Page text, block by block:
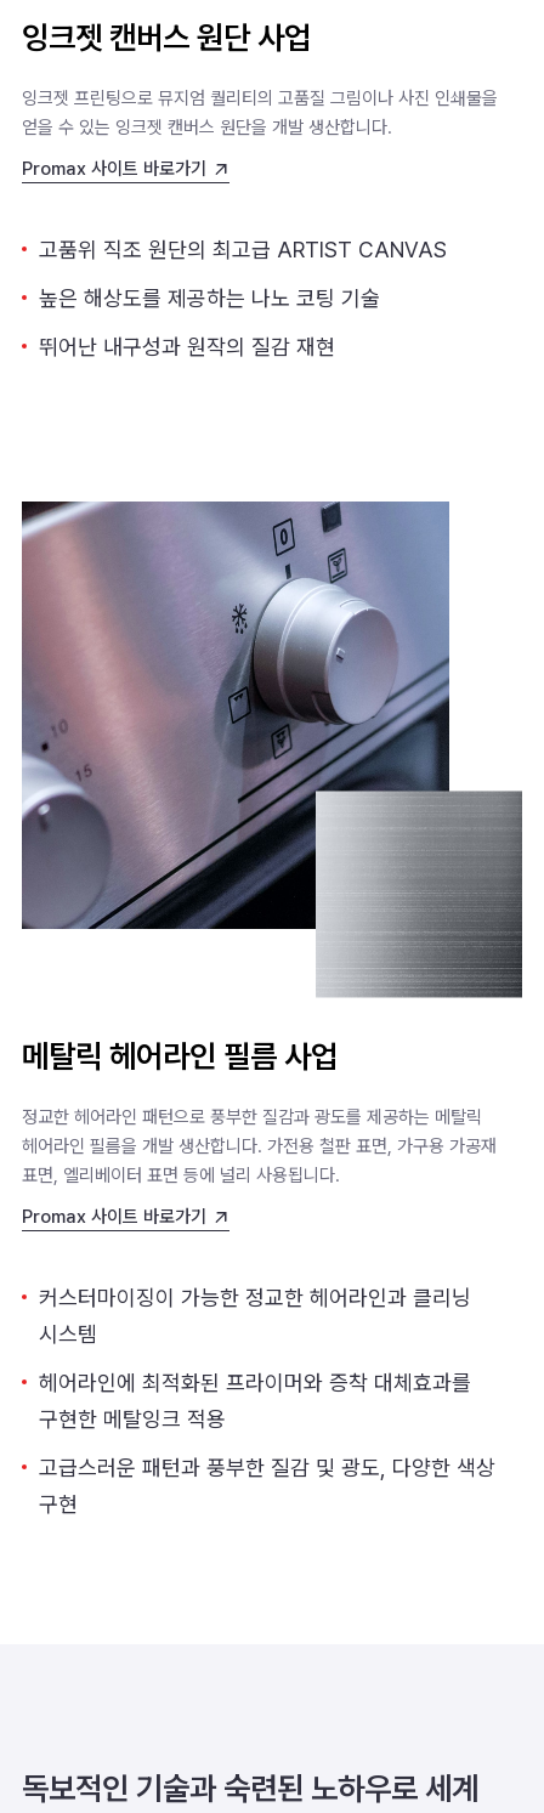
잉크젯 캔버스 원단 사업
잉크젯 프린팅으로 뮤지엄 퀄리티의 고품질 그림이나 사진 인쇄물을
얻을 수 있는 잉크젯 캔버스 원단을 개발 생산합니다.
Promax 사이트 바로가기
고품위 직조 원단의 최고급 ARTIST CANVAS
높은 해상도를 제공하는 나노 코팅 기술
뛰어난 내구성과 원작의 질감 재현
메탈릭 헤어라인 필름 사업
정교한 헤어라인 패턴으로 풍부한 질감과 광도를 제공하는 메탈릭
헤어라인 필름을 개발 생산합니다. 가전용 철판 표면, 가구용 가공재
표면, 엘리베이터 표면 등에 널리 사용됩니다.
Promax 사이트 바로가기
커스터마이징이 가능한 정교한 헤어라인과 클리닝
시스템
헤어라인에 최적화된 프라이머와 증착 대체효과를
구현한 메탈잉크 적용
고급스러운 패턴과 풍부한 질감 및 광도, 다양한 색상
구현
독보적인 기술과 숙련된 노하우로세계